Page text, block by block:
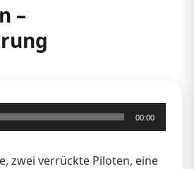
–
00:00
zwei verrückte Piloten, eine